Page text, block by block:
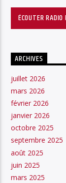
ÉCOUTER
ARCHIVES
juillet 2026
mars 2026
février 2026
janvier 2026
octobre 2025
septembre 2025
août 2025
juin 2025
mars 2025